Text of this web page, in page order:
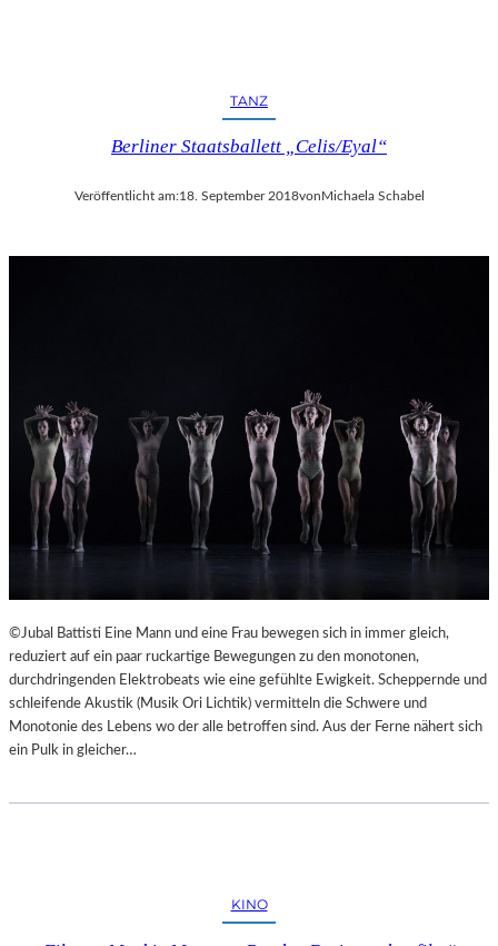
TANZ
Berliner Staatsballett „Celis/Eyal“
Veröffentlicht am:18. September 2018vonMichaela Schabel
©Jubal Battisti Eine Mann und eine Frau bewegen sich in immer gleich,
reduziert auf ein paar ruckartige Bewegungen zu den monotonen,
durchdringenden Elektrobeats wie eine gefühlte Ewigkeit. Scheppernde und
schleifende Akustik (Musik Ori Lichtik) vermitteln die Schwere und
Monotonie des Lebens wo der alle betroffen sind. Aus der Ferne nähert sich
ein Pulk in gleicher…
KINO